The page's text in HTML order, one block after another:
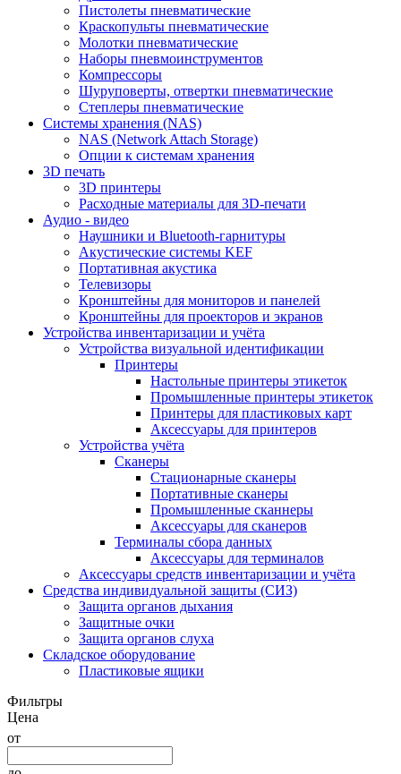
Пистолеты пневматические
Краскопульты пневматические
Молотки пневматические
Наборы пневмоинструментов
Компрессоры
Шуруповерты, отвертки пневматические
Степлеры пневматические
Cистемы хранения (NAS)
NAS (Network Attach Storage)
Опции к системам хранения
3D печать
3D принтеры
Расходные материалы для 3D-печати
Аудио - видео
Наушники и Bluetooth-гарнитуры
Акустические системы KEF
Портативная акустика
Телевизоры
Кронштейны для мониторов и панелей
Кронштейны для проекторов и экранов
Устройства инвентаризации и учёта
Устройства визуальной идентификации
Принтеры
Настольные принтеры этикеток
Промышленные принтеры этикеток
Принтеры для пластиковых карт
Аксессуары для принтеров
Устройства учёта
Сканеры
Стационарные сканеры
Портативные сканеры
Промышленные сканнеры
Аксессуары для сканеров
Терминалы сбора данных
Аксессуары для терминалов
Аксессуары средств инвентаризации и учёта
Средства индивидуальной защиты (СИЗ)
Защита органов дыхания
Защитные очки
Защита органов слуха
Складское оборудование
Пластиковые ящики
Фильтры
Цена
от